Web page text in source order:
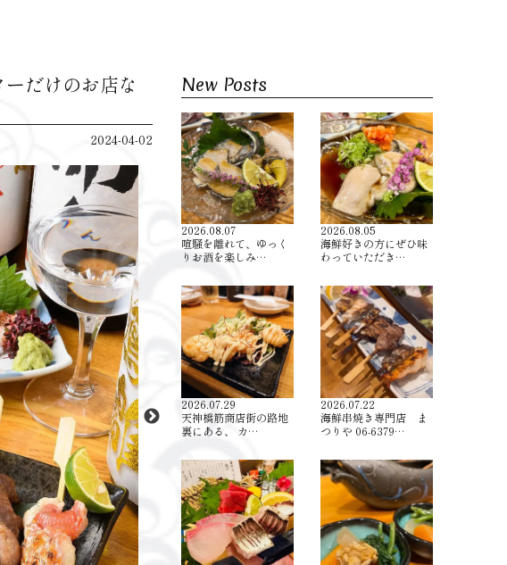
だけのお店な
2024-04-02
New Posts
2026.08.07
喧騒を離れて、ゆっく
りお酒を楽しみ…
2026.08.05
海鮮好きの方にぜひ味
わっていただき…
2026.07.29
天神橋筋商店街の路地
裏にある、 カ…
2026.07.22
海鮮串焼き専門店 ま
つりや 06-6379…